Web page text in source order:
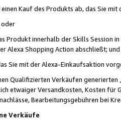
Kauf des Produkts ab, das Sie
Produkt innerhalb der Skills Session
Alexa Shopping Action abschließt; und
Sie mit der Alexa-Einkaufsaktion
Qualifizierten Verkäufen generierten „
etwaiger Versandkosten, Kosten für
Bearbeitungsgebühren bei
Verkäufe